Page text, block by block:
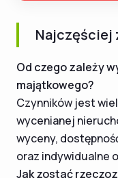
Najczęściej
Od czego zależy
majątkowego?
Czynników jest
wycenianej
wyceny,
oraz indywidualne
Jak zostać